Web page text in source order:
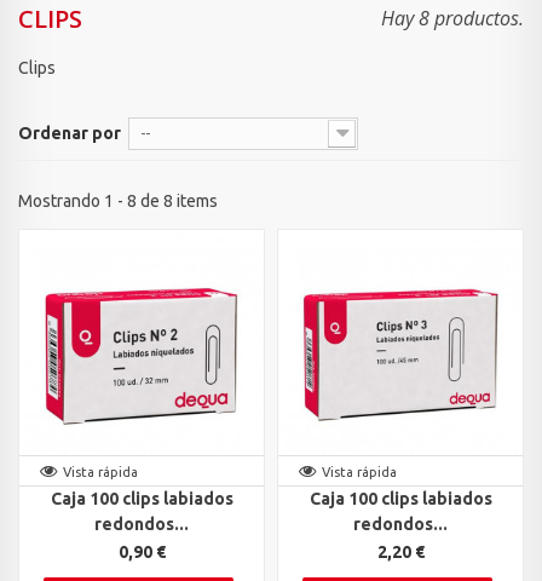
CLIPS Hay 8 productos.
Clips
Ordenar por --
Mostrando 1 - 8 de 8 items
Vista rápida
Caja 100 clips labiados
redondos...
0,90 €
Vista rápida
Caja 100 clips labiados
redondos...
2,20 €